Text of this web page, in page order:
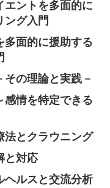
エントを多面的に
ング入門
多面的に援助する
の理論と実践－
感情を特定できる
法とクラウニング
と対応
ヘルスと交流分析